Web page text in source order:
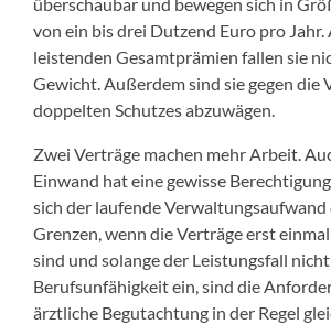
von ein bis drei Dutzend Euro pro Jahr.
leistenden Gesamtprämien fallen sie
Gewicht. Außerdem sind sie gegen die
doppelten Schutzes abzuwägen.
Zwei Verträge machen mehr Arbeit.
Einwand hat eine gewisse
sich der laufende Verwaltungsaufwand
Grenzen, wenn die Verträge erst
sind und solange der Leistungsfall
Berufsunfähigkeit ein, sind die
ärztliche Begutachtung in der Regel